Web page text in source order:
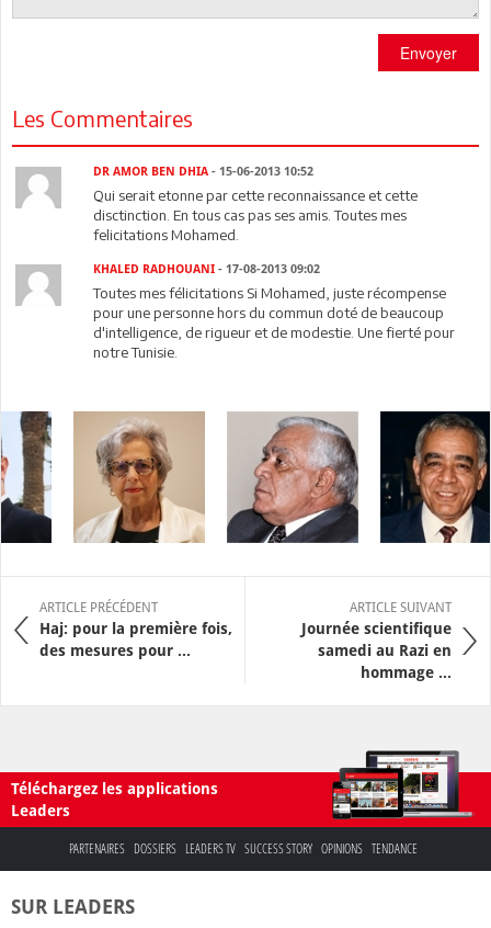
Envoyer
Les Commentaires
DR AMOR BEN DHIA - 15-06-2013 10:52
Qui serait etonne par cette reconnaissance et cette
disctinction. En tous cas pas ses amis. Toutes mes
felicitations Mohamed.
KHALED RADHOUANI - 17-08-2013 09:02
Toutes mes félicitations Si Mohamed, juste récompense
pour une personne hors du commun doté de beaucoup
d'intelligence, de rigueur et de modestie. Une fierté pour
notre Tunisie.
ARTICLE PRÉCÉDENT
Haj: pour la première fois,
des mesures pour ...
ARTICLE SUIVANT
Journée scientifique
samedi au Razi en
hommage ...
Téléchargez les applications
Leaders
PARTENAIRES DOSSIERS LEADERS TV SUCCESS STORY OPINIONS TENDANCE
SUR LEADERS